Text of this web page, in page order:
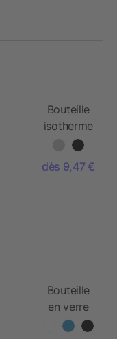
Bouteille
isotherme
Gessi -
590 ml
dès 9,47 €
Bouteille
en verre
coloré